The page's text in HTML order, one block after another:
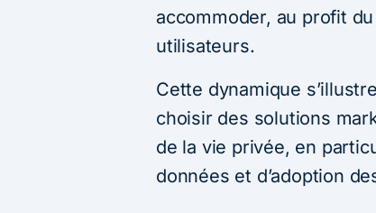
accommoder, au profit
utilisateurs.
Cette dynamique
choisir des solutions
de la vie privée, en
données et d’adoption